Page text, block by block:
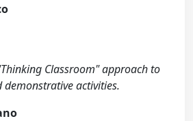
Classroom" approach to
activities.